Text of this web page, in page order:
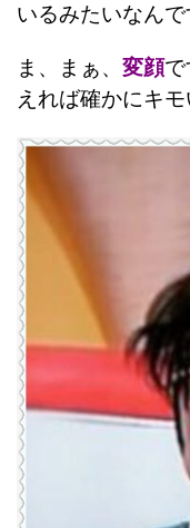
いるみたいなんで
ま、まぁ、 変顔で
えれば確かにキモ